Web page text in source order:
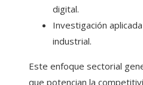
digital.
Investigación
industrial.
Este enfoque sectorial
que potencian la